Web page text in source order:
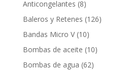
Anticongelantes 88
productos
Baleros y Retenes 126126
Bandas Micro V 1010
productos
Bombas de aceite 1010
Bombas de agua 6262